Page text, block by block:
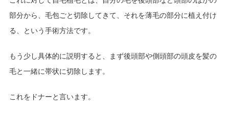
部分から、毛包ごと切除してきて、それを薄毛の部分に植え付け
る、という手術方法です。
もう少し具体的に説明すると、まず後頭部や側頭部の頭皮を髪の
毛と一緒に帯状に切除します。
これをドナーと言います。